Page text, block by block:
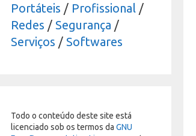
Portáteis / Profissional /
Redes / Segurança /
Serviços / Softwares
Todo o conteúdo deste site está
licenciado sob os termos da GNU